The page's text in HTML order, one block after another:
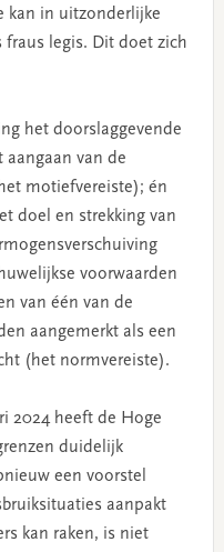
kan in uitzonderlijke
fraus legis. Dit doet zich
het doorslaggevende
van de
motiefvereiste); én
doel en strekking van
voorwaarden
van één van de
aangemerkt als een
(het normvereiste).
2024 heeft de Hoge
duidelijk
een voorstel
aanpakt
kan raken, is niet